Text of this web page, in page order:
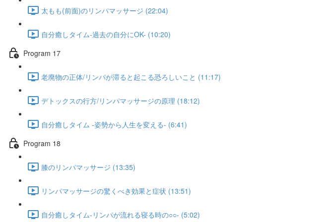
太もも(前面)のリンパマッサージ (22:04)
自分癒しタイム-過去の自分にOK- (10:20)
Program 17
老廃物の正体/リンパが滞ると起こる恐ろしいこと (11:17)
デトックスの行方/リンパマッサージの原理 (18:12)
自分癒しタイム -姿勢から人生を変える- (6:41)
Program 18
膝のリンパマッサージ (13:35)
リンパマッサージの驚くべき効果と症状 (13:51)
自分癒しタイム-リンパが流れる寝る時の○○- (5:02)